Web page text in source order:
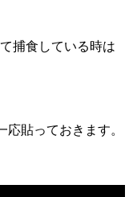
捕食している時は
貼っておきます。